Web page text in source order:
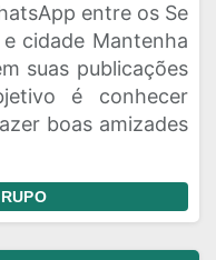
entre os Se
cidade Mantenha
suas publicações
é conhecer
boas amizades